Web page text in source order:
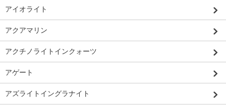
アイオライト
アクアマリン
アクチノライトインクォーツ
アゲート
アズライトイングラナイト